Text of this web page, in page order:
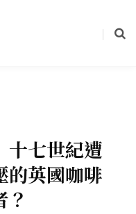
十七世紀遭
的英國咖啡